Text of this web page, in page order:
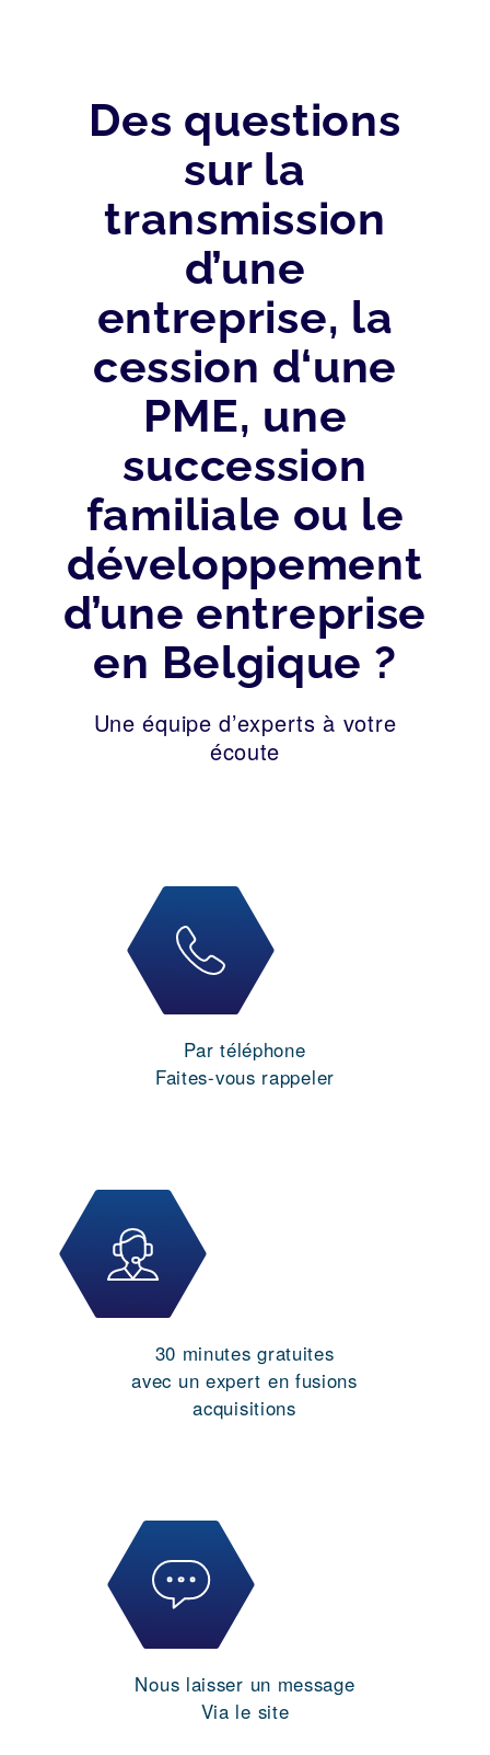
Des questions
sur la
transmission
d’une
entreprise, la
cession d‘une
PME, une
succession
familiale ou le
développement
d’une entreprise
en Belgique ?
Une équipe d’experts à votre
écoute
Par téléphone
Faites-vous rappeler
30 minutes gratuites
avec un expert en fusions
acquisitions
Nous laisser un message
Via le site